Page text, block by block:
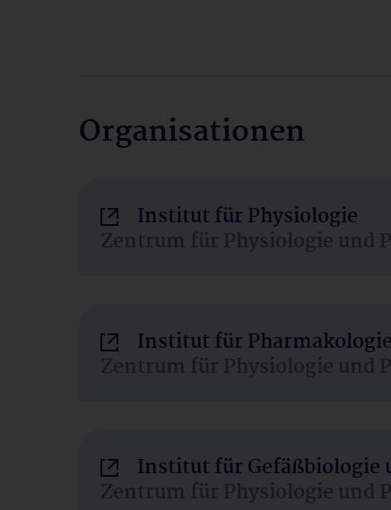
Organisationen
Institut für Physiologie
Zentrum für Physiologie und
Institut für Pharmakologie
Zentrum für Physiologie und
Institut für Gefäßbiologie
Zentrum für Physiologie und